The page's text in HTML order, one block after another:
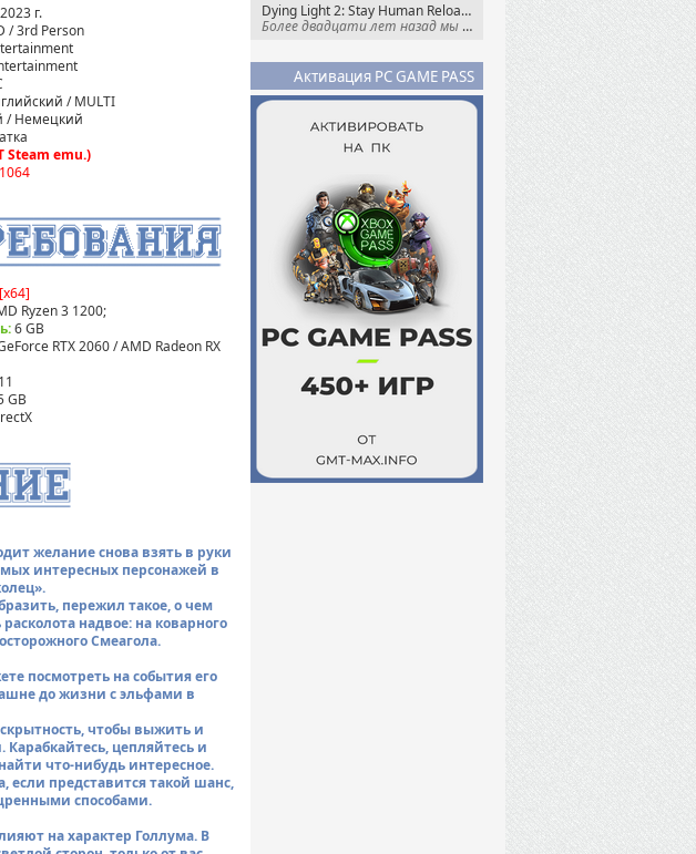
Dying Light 2: Stay Human Reloaded Edition v.1.28.3 + Все DLC (2022) RePack
Более двадцати лет назад мы пытались
Активация PC GAME PASS
г.
/ 3rd Person
/ MULTI
/ Немецкий
Steam emu.)
[x64]
Ryzen 3 1200;
6 GB
RTX 2060 / AMD Radeon RX
11
GB
желание снова взять в руки
интересных персонажей в
пережил такое, о чем
надвое: на коварного
Смеагола.
посмотреть на события его
до жизни с эльфами в
чтобы выжить и
цепляйтесь и
что-нибудь интересное.
если представится такой шанс,
способами.
на характер Голлума. В